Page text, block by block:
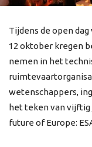
Tijdens de open dag
12 oktober kregen
nemen in het
wetenschappers,
het teken van vijftig
future of Europe: